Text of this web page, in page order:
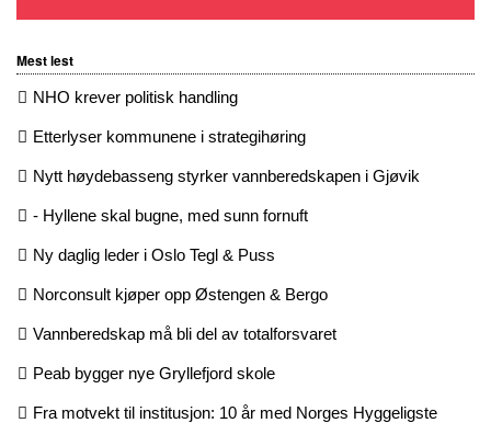
Mest lest
NHO krever politisk handling
Etterlyser kommunene i strategihøring
Nytt høydebasseng styrker vannberedskapen i Gjøvik
- Hyllene skal bugne, med sunn fornuft
Ny daglig leder i Oslo Tegl & Puss
Norconsult kjøper opp Østengen & Bergo
Vannberedskap må bli del av totalforsvaret
Peab bygger nye Gryllefjord skole
Fra motvekt til institusjon: 10 år med Norges Hyggeligste